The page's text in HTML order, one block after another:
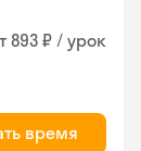
893 ₽ / урок
время